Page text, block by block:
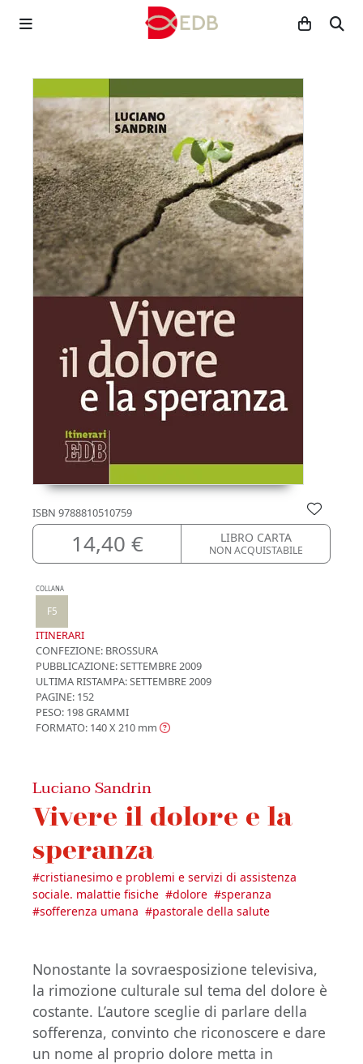
ISBN 9788810510759
14,40 € LIBRO CARTA
NON ACQUISTABILE
COLLANA
F5
ITINERARI
CONFEZIONE: BROSSURA
PUBBLICAZIONE:SETTEMBRE 2009
ULTIMA RISTAMPA:SETTEMBRE 2009
PAGINE: 152
PESO: 198 GRAMMI
FORMATO: 140 X 210 mm
Luciano Sandrin
Vivere il dolore e la
speranza
#cristianesimo e problemi e servizi di assistenza
sociale. malattie fisiche #dolore #speranza
#sofferenza umana #pastorale della salute
Nonostante la sovraesposizione televisiva,
la rimozione culturale sul tema del dolore è
costante. L’autore sceglie di parlare della
sofferenza, convinto che riconoscere e dare
un nome al proprio dolore metta in